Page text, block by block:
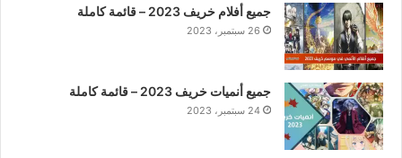
جميع أفلام خريف 2023 – قائمة كاملة
26 سبتمبر، 2023
جميع أنميات خريف 2023 – قائمة كاملة
24 سبتمبر، 2023